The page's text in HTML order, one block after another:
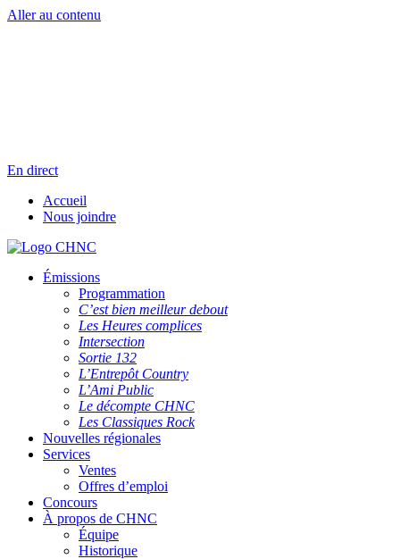
Aller au contenu
En direct
Accueil
Nous joindre
Émissions
Programmation
C’est bien meilleur debout
Les Heures complices
Intersection
Sortie 132
L’Entrepôt Country
L’Ami Public
Le décompte CHNC
Les Classiques Rock
Nouvelles régionales
Services
Ventes
Offres d’emploi
Concours
À propos de CHNC
Équipe
Historique